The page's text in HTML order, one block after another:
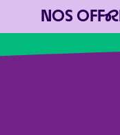
NOS OFFR